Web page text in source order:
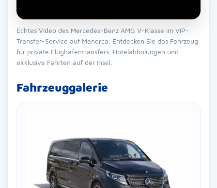
Echtes Video des Mercedes-Benz AMG V-Klasse im VIP-
Transfer-Service auf Menorca. Entdecken Sie das Fahrzeug
für private Flughafentransfers, Hotelabholungen und
exklusive Fahrten auf der Insel.
Fahrzeuggalerie